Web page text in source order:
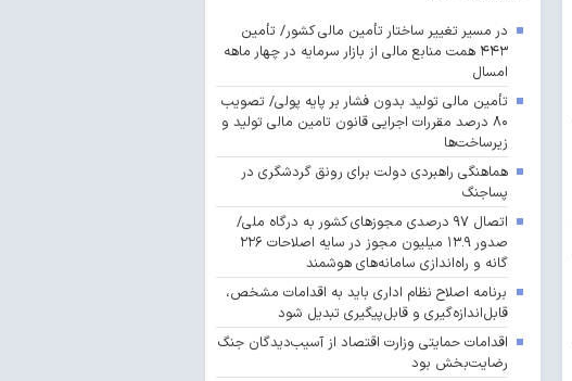
در مسیر تغییر ساختار تأمین مالی کشور/ تأمین
۴۴۳ همت منابع مالی از بازار سرمایه در چهار ماهه
امسال
تأمین مالی تولید بدون فشار بر پایه پولی/ تصویب
۸۰ درصد مقررات اجرایی قانون تامین مالی تولید و
زیرساخت‌ها
هماهنگی راهبردی دولت برای رونق گردشگری در
پساجنگ
اتصال ۹۷ درصدی مجوزهای کشور به درگاه ملی/
صدور ۱۳.۹ میلیون مجوز در سایه اصلاحات ۲۲۶
گانه و راه‌اندازی سامانه‌های هوشمند
برنامه اصلاح نظام اداری باید به اقدامات مشخص،
قابل‌اندازه‌گیری و قابل‌پیگیری تبدیل شود
اقدامات حمایتی وزارت اقتصاد از آسیب‌دیدگان جنگ
رضایت‌بخش بود